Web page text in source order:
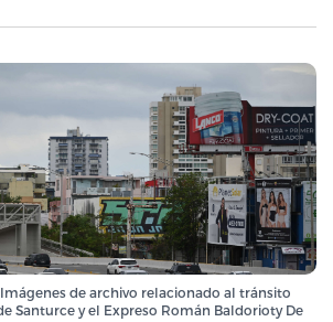
Imágenes de archivo relacionado al tránsito
Santurce y el Expreso Román Baldorioty De